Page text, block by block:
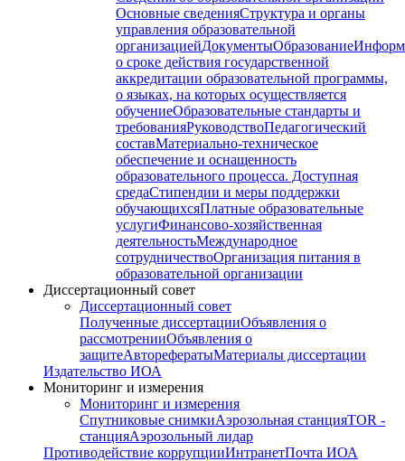
Основные сведенияСтруктура и органы
управления образовательной
организациейДокументыОбразование
о сроке действия государственной
аккредитации образовательной программы,
о языках, на которых осуществляется
обучениеОбразовательные стандарты и
требованияРуководствоПедагогический
составМатериально-техническое
обеспечение и оснащенность
образовательного процесса. Доступная
средаСтипендии и меры поддержки
обучающихсяПлатные образовательные
услугиФинансово-хозяйственная
деятельностьМеждународное
сотрудничествоОрганизация питания в
образовательной организации
Диссертационный совет
Диссертационный совет
Полученные диссертацииОбъявления о
рассмотренииОбъявления о
защитеАвторефератыМатериалы диссертации
Издательство ИОА
Мониторинг и измерения
Мониторинг и измерения
Спутниковые снимкиАэрозольная станцияTOR -
станцияАэрозольный лидар
Противодействие коррупцииИнтранетПочта ИОА